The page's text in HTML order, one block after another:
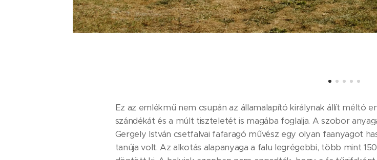
Ez az emlékmű nem csupán az államalapító királynak állít méltó
szándékát és a múlt tiszteletét is magába foglalja. A szobor
Gergely István csetfalvai fafaragó művész egy olyan faanyagot
tanúja volt. Az alkotás alapanyaga a falu legrégebbi, több mint